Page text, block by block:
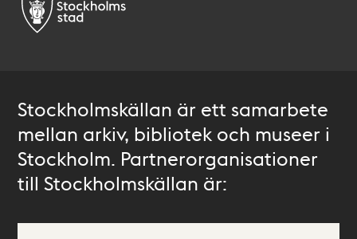
Stockholmskällan är ett samarbete
mellan arkiv, bibliotek och museer i
Stockholm. Partnerorganisationer
till Stockholmskällan är: